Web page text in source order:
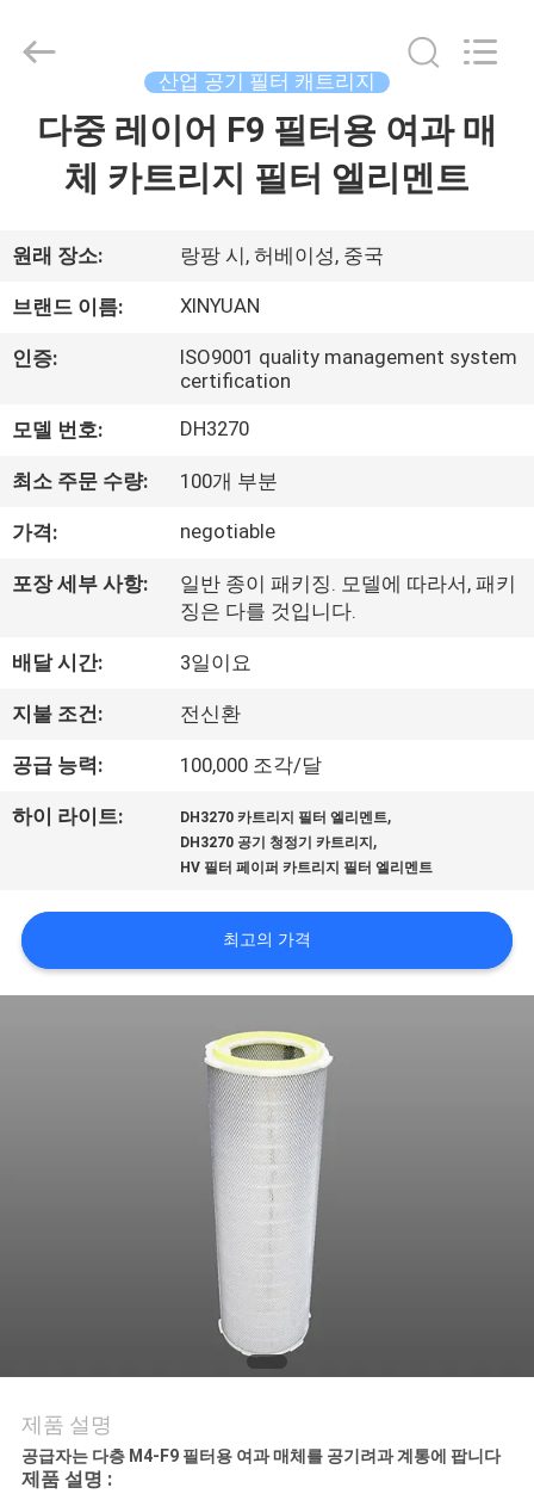
품
회
소
개
공
여
행
품
리
청
하
manufacturing
산업 공기 필터 캐트리지
다중 레이어 F9 필터용 여과 매
체 카트리지 필터 엘리멘트
원래 장소: 랑팡 시, 허베이성, 중국
브랜드 이름: XINYUAN
인증:
ISO9001 quality management system
certification
모델 번호: DH3270
최소 주문 수량: 100개 부분
가격: negotiable
포장 세부 사항:
일반 종이 패키징. 모델에 따라서, 패키
징은 다를 것입니다.
배달 시간: 3일이요
지불 조건: 전신환
공급 능력: 100,000 조각/달
하이 라이트: DH3270 카트리지 필터 엘리멘트,
DH3270 공기 청정기 카트리지 ,
HV 필터 페이퍼 카트리지 필터 엘리멘트
최고의 가격
제품 설명
공급자는 다층 M4-F9 필터용 여과 매체를 공기려과 계통에 팝니다
제품 설명 :